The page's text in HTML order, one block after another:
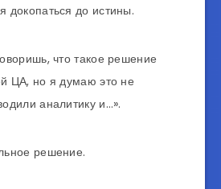
докопаться до истины.
что такое решение
ЦА, но я думаю это не
аналитику и…».
решение.